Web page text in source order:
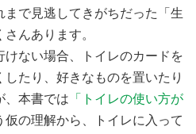
で見逃してきがちだった「生
んあります。
ない場合、トイレのカードを
たり、好きなものを置いたり
、本書では 「トイレの使い方が
仮の理解から、トイレに入って